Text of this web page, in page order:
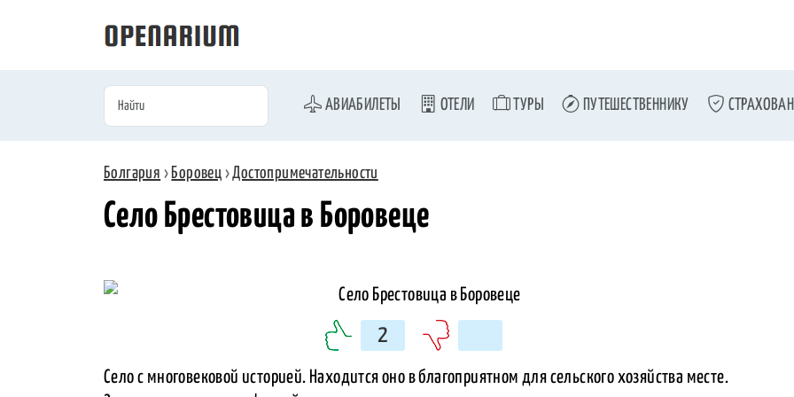
АВИАБИЛЕТЫ ОТЕЛИ ТУРЫ ПУТЕШЕСТВЕННИКУ
Болгария › Боровец ›Достопримечательности
Село Брестовица в Боровеце
2
Село с многовековой историей. Находится оно в благоприятном для сельского хозяйства месте.